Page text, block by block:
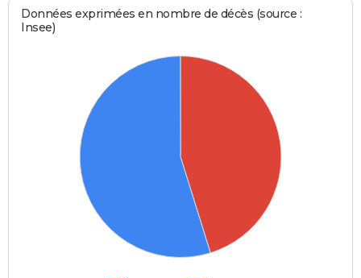
Données exprimées en nombre de décès (source :
Insee)